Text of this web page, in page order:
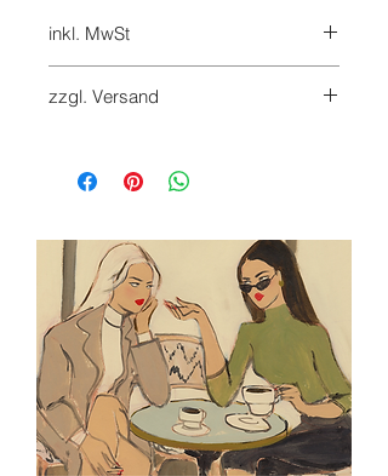
inkl. MwSt
zzgl. Versand
Checkout hinzugefügt